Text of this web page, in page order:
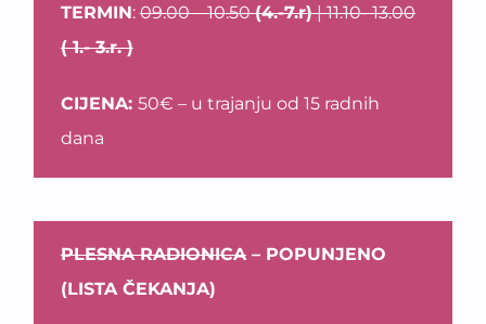
TERMIN:09.00 – 10.50(4.-7.r)| 11.10- 13.00
( 1.- 3.r. )
CIJENA: 50€ – u trajanju od 15 radnih
dana
PLESNA RADIONICA– POPUNJENO
(LISTA ČEKANJA)